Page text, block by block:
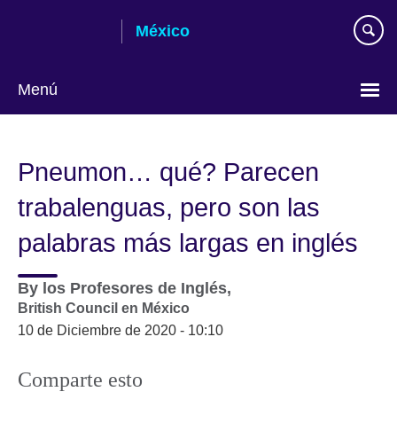
México
Menú
language
Pneumon… qué? Parecen
trabalenguas, pero son las
palabras más largas en inglés
By los Profesores de Inglés,
British Council en México
10 de Diciembre de 2020 - 10:10
Comparte esto